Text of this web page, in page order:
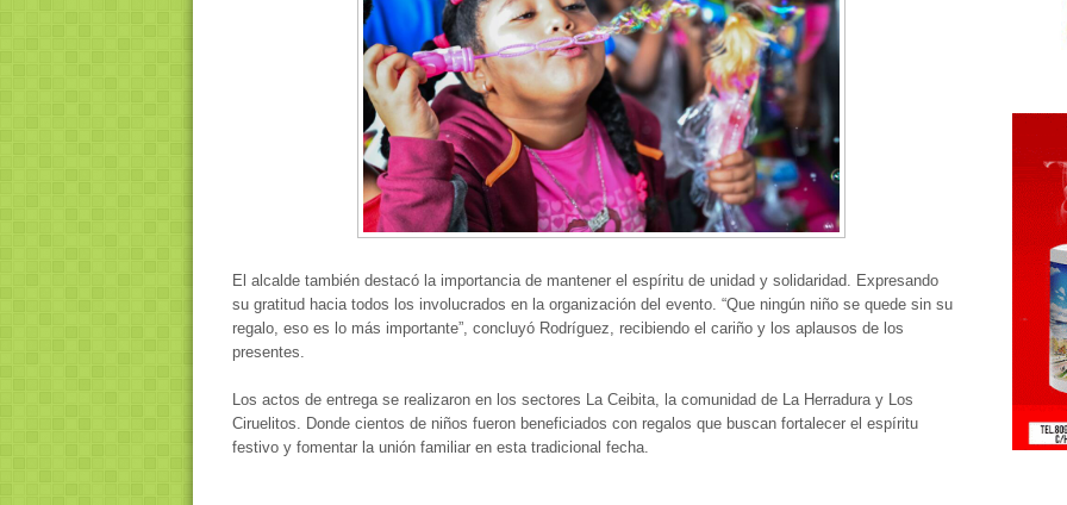
El alcalde también destacó la importancia de mantener el espíritu de unidad y solidaridad. Expresando
su gratitud hacia todos los involucrados en la organización del evento. “Que ningún niño se quede sin su
regalo, eso es lo más importante”, concluyó Rodríguez, recibiendo el cariño y los aplausos de los
presentes.
Los actos de entrega se realizaron en los sectores La Ceibita, la comunidad de La Herradura y Los
Ciruelitos. Donde cientos de niños fueron beneficiados con regalos que buscan fortalecer el espíritu
festivo y fomentar la unión familiar en esta tradicional fecha.